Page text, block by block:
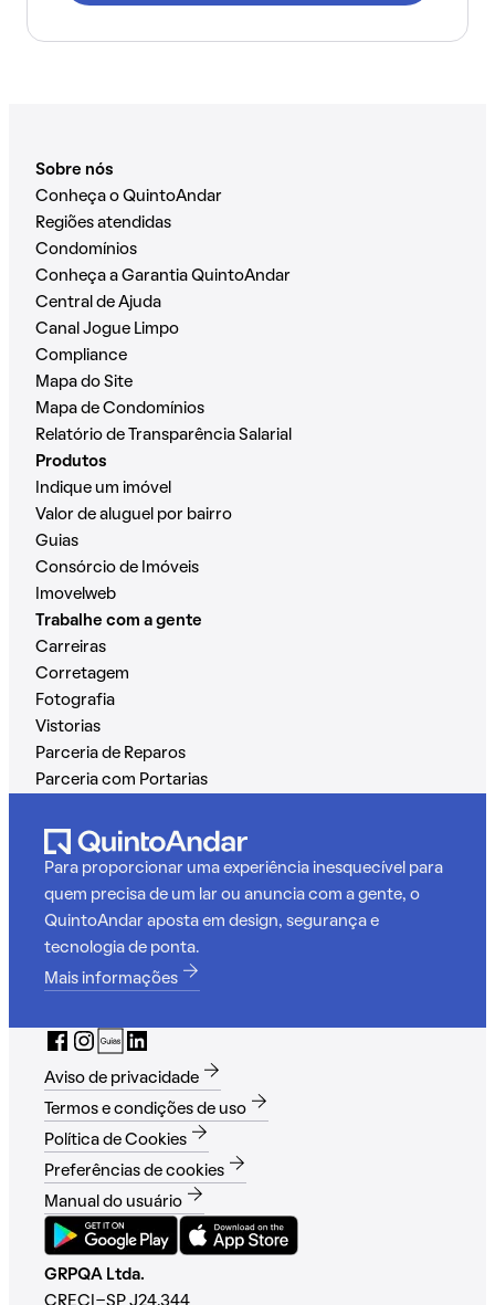
Sobre nós
Conheça o QuintoAndar
Regiões atendidas
Condomínios
Conheça a Garantia QuintoAndar
Central de Ajuda
Canal Jogue Limpo
Compliance
Mapa do Site
Mapa de Condomínios
Relatório de Transparência Salarial
Produtos
Indique um imóvel
Valor de aluguel por bairro
Guias
Consórcio de Imóveis
Imovelweb
Trabalhe com a gente
Carreiras
Corretagem
Fotografia
Vistorias
Parceria de Reparos
Parceria com Portarias
Para proporcionar uma experiência inesquecível para
quem precisa de um lar ou anuncia com a gente, o
QuintoAndar aposta em design, segurança e
tecnologia de ponta.
Mais informações
Aviso de privacidade
Termos e condições de uso
Política de Cookies
Preferências de cookies
Manual do usuário
GRPQA Ltda.